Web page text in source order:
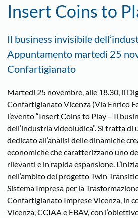
Insert Coins to
Il business invisibile
Appuntamento martedì 25
Confartigianato
Martedì 25 novembre, alle 18.30, il
Confartigianato Vicenza (Via Enrico
l’evento “Insert Coins to Play – Il
dell’industria videoludica”. Si tratta
dedicato all’analisi delle dinamiche
economiche che caratterizzano uno
rilevanti e in rapida espansione.
nell’ambito del progetto Twin
Sistema Impresa per la
Confartigianato Imprese Vicenza, in
Vicenza, CCIAA e EBAV, con